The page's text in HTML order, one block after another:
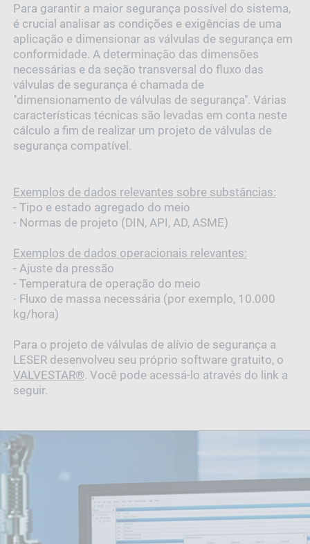
Para garantir a maior segurança possível do sistema,
é crucial analisar as condições e exigências de uma
aplicação e dimensionar as válvulas de segurança em
conformidade. A determinação das dimensões
necessárias e da seção transversal do fluxo das
válvulas de segurança é chamada de
"dimensionamento de válvulas de segurança". Várias
características técnicas são levadas em conta neste
cálculo a fim de realizar um projeto de válvulas de
segurança compatível.
Exemplos de dados relevantes sobre substâncias:
- Tipo e estado agregado do meio
- Normas de projeto (DIN, API, AD, ASME)
Exemplos de dados operacionais relevantes:
- Ajuste da pressão
- Temperatura de operação do meio
- Fluxo de massa necessária (por exemplo, 10.000
kg/hora)
Para o projeto de válvulas de alívio de segurança a
LESER desenvolveu seu próprio software gratuito, o
VALVESTAR®. Você pode acessá-lo através do link a
seguir.